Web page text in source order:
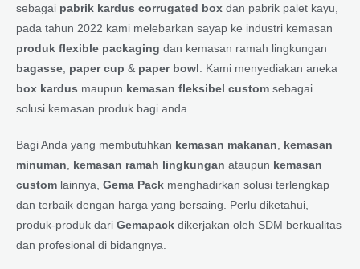
sebagai pabrik kardus corrugated box dan pabrik palet kayu,
pada tahun 2022 kami melebarkan sayap ke industri kemasan
produk flexible packaging dan kemasan ramah lingkungan
bagasse paper cup & paper bowl . Kami menyediakan aneka
box kardus maupun kemasan fleksibel custom sebagai
solusi kemasan produk bagi anda.
Bagi Anda yang membutuhkan kemasan makanan
kemasan
minuman
kemasan ramah lingkungan ataupun kemasan
custom lainnya, Gema Pack menghadirkan solusi terlengkap
dan terbaik dengan harga yang bersaing. Perlu diketahui,
produk-produk dari Gemapack dikerjakan oleh SDM berkualitas
dan profesional di bidangnya.